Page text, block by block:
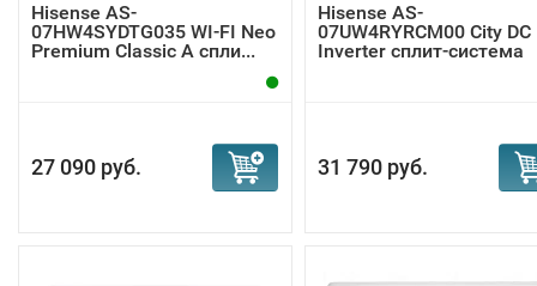
Hisense AS-
07HW4SYDTG035 WI-FI Neo
Premium Classic A спли...
27 090 руб.
Hisense AS-
07UW4RYRCM00 City DC
Inverter сплит-система
31 790 руб.